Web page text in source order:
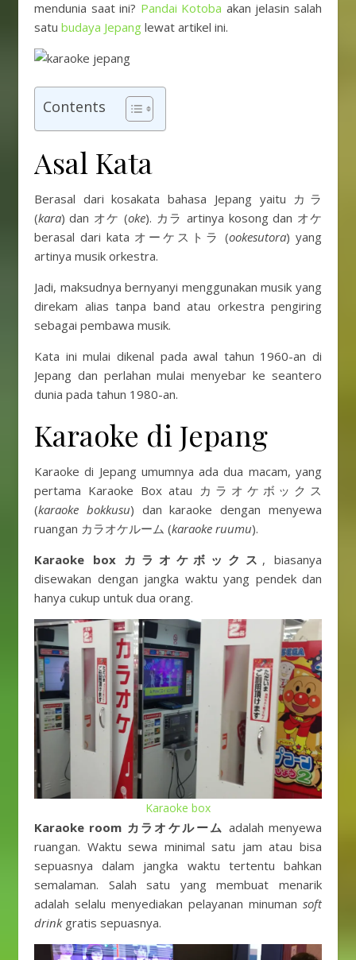
mendunia saat ini? Pandai Kotoba akan jelasin salah
satu budaya Jepang lewat artikel ini.
Contents
Asal Kata
Berasal dari kosakata bahasa Jepang yaitu カラ
(kara) dan オケ (oke). カラ artinya kosong dan オケ
berasal dari kata オーケストラ (ookesutora) yang
artinya musik orkestra.
Jadi, maksudnya bernyanyi menggunakan musik yang
direkam alias tanpa band atau orkestra pengiring
sebagai pembawa musik.
Kata ini mulai dikenal pada awal tahun 1960-an di
Jepang dan perlahan mulai menyebar ke seantero
dunia pada tahun 1980-an.
Karaoke di Jepang
Karaoke di Jepang umumnya ada dua macam, yang
pertama Karaoke Box atau カラオケボックス
(karaoke bokkusu) dan karaoke dengan menyewa
ruangan カラオケルーム (karaoke ruumu).
Karaoke box カラオケボックス , biasanya
disewakan dengan jangka waktu yang pendek dan
hanya cukup untuk dua orang.
Karaoke box
Karaoke room カラオケルーム adalah menyewa
ruangan. Waktu sewa minimal satu jam atau bisa
sepuasnya dalam jangka waktu tertentu bahkan
semalaman. Salah satu yang membuat menarik
adalah selalu menyediakan pelayanan minuman soft
drinkgratis sepuasnya.